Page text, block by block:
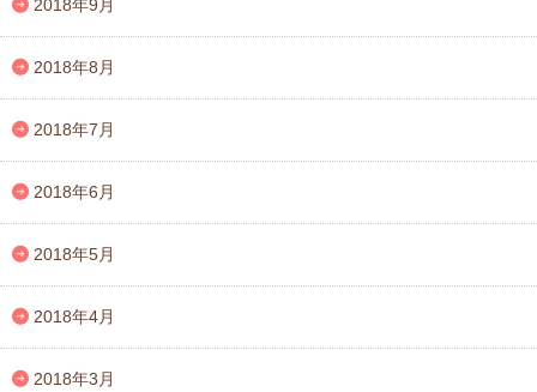
2018年9月
2018年8月
2018年7月
2018年6月
2018年5月
2018年4月
2018年3月